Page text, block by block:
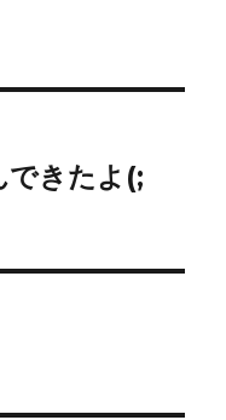
できたよ(;